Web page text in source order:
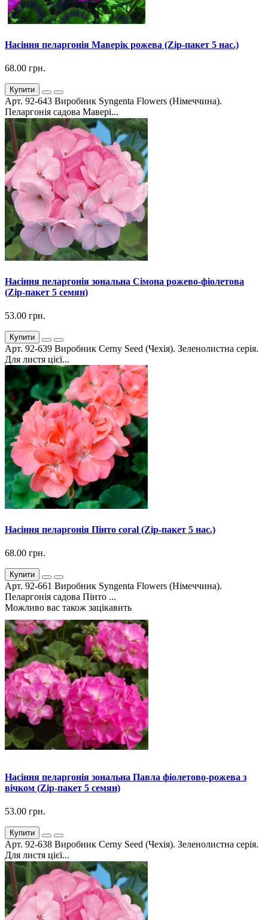
Насіння пеларгонія Маверік рожева (Zip-пакет 5 нас.)
68.00 грн.
Купити
Арт. 92-643 Виробник Syngenta Flowers (Німеччина).
Пеларгонія садова Мавері...
Насіння пеларгонія зональна Сімона рожево-фіолетова
(Zip-пакет 5 семян)
53.00 грн.
Купити
Арт. 92-639 Виробник Cerny Seed (Чехія). Зеленолистна серія.
Для листя цієї...
Насіння пеларгонія Пінто coral (Zip-пакет 5 нас.)
68.00 грн.
Купити
Арт. 92-661 Виробник Syngenta Flowers (Німеччина).
Пеларгонія садова Пінто ...
Можливо вас також зацікавить
Насіння пеларгонія зональна Павла фіолетово-рожева з
вічком (Zip-пакет 5 семян)
53.00 грн.
Купити
Арт. 92-638 Виробник Cerny Seed (Чехія). Зеленолистна серія.
Для листя цієї...